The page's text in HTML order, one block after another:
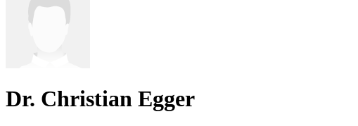
Dr. Christian Egger